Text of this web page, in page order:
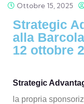
Ottobre 15, 2025
Strategic
alla
12 ottobre
Strategic
la propria